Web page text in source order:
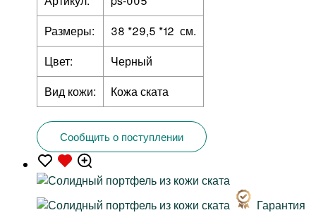
Размеры:
38 *29,5 *12 см.
Цвет:
Черный
Вид кожи:
Кожа ската
Сообщить о поступлении
Гарантия